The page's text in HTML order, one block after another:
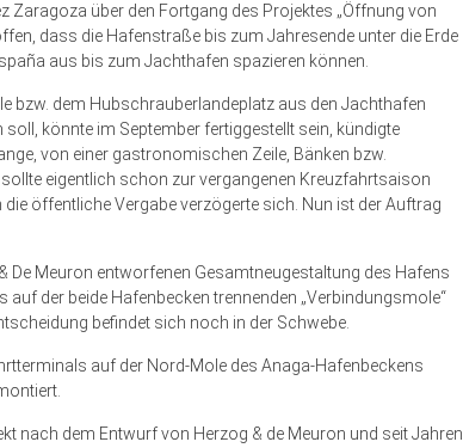
Zaragoza über den Fortgang des Projektes „Öffnung von
dass die Hafenstraße bis zum Jahresende unter die Erde
aus bis zum Jachthafen spazieren können.
bzw. dem Hubschrauberlandeplatz aus den Jachthafen
könnte im September fertiggestellt sein, kündigte
von einer gastronomischen Zeile, Bänken bzw.
eigentlich schon zur vergangenen Kreuzfahrtsaison
öffentliche Vergabe verzögerte sich. Nun ist der Auftrag
De Meuron entworfenen Gesamtneugestaltung des Hafens
der beide Hafenbecken trennenden „Verbindungsmole“
befindet sich noch in der Schwebe.
auf der Nord-Mole des Anaga-Hafenbeckens
nach dem Entwurf von Herzog & de Meuron und seit Jahren